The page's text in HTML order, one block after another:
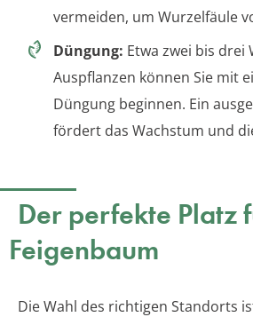
vermeiden, um Wurzelfäule
Düngung: Etwa zwei bis drei
Auspflanzen können Sie mit
Düngung beginnen. Ein
fördert das Wachstum und
Der perfekte Platz
Feigenbaum
Die Wahl des richtigen Standorts